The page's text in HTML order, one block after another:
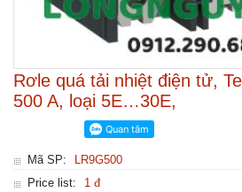
Rơle quá tải nhiệt điện tử,
500 A, loại 5E…30E,
Mã SP:
LR9G500
Price list:
1 đ